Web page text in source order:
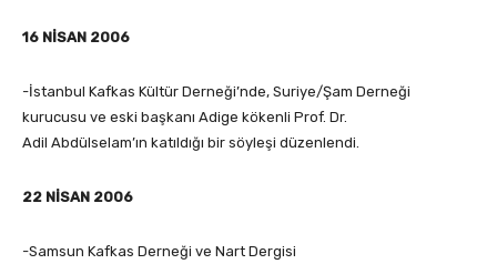
16 NİSAN 2006
-İstanbul Kafkas Kültür Derneği’nde, Suriye/Şam Derneği
kurucusu ve eski başkanı Adige kökenli Prof. Dr.
Adil Abdülselam’ın katıldığı bir söyleşi düzenlendi.
22 NİSAN 2006
-Samsun Kafkas Derneği ve Nart Dergisi